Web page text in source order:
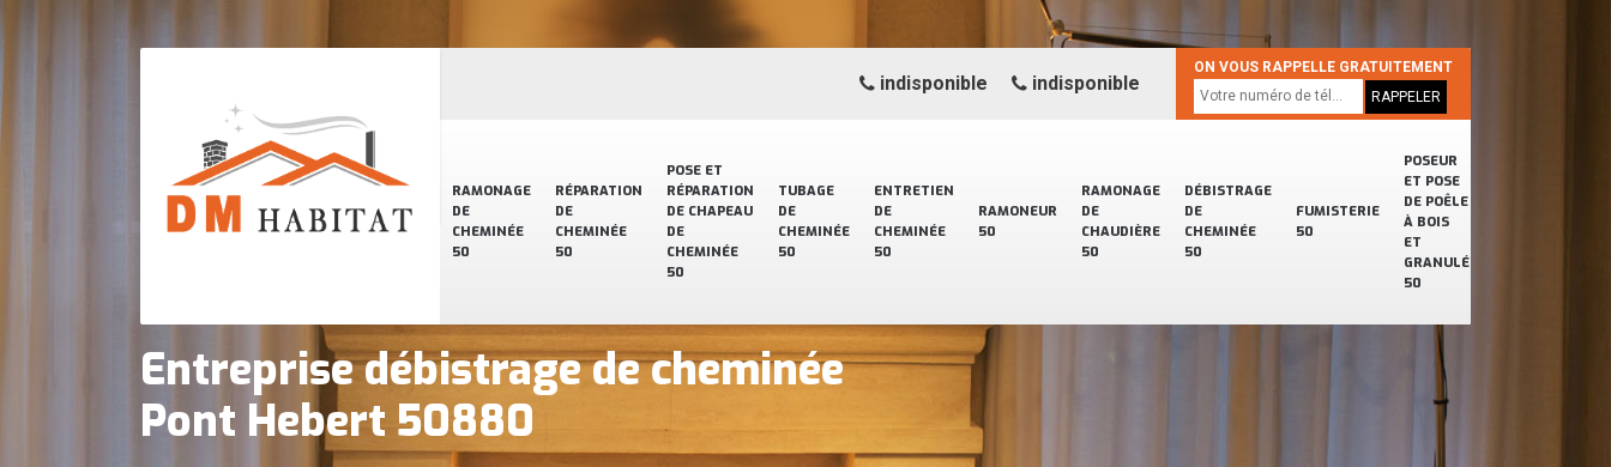
RAMONAGE
DE
CHEMINÉE
50
RÉPARATION
DE
CHEMINÉE
50
POSE ET
RÉPARATION
DE CHAPEAU
DE
CHEMINÉE
50
TUBAGE
DE
CHEMINÉE
50
ENTRETIEN
DE
CHEMINÉE
50
RAMONEUR
50
RAMONAGE
DE
CHAUDIÈRE
50
DÉBISTRAGE
DE
CHEMINÉE
50
FUMISTERIE
50
POSEUR
ET POSE
DE POÊLE
À BOIS
ET
GRANULÉ
50
indisponible indisponible
ON VOUS RAPPELLE GRATUITEMENT
Entreprise débistrage de cheminée
Pont Hebert 50880